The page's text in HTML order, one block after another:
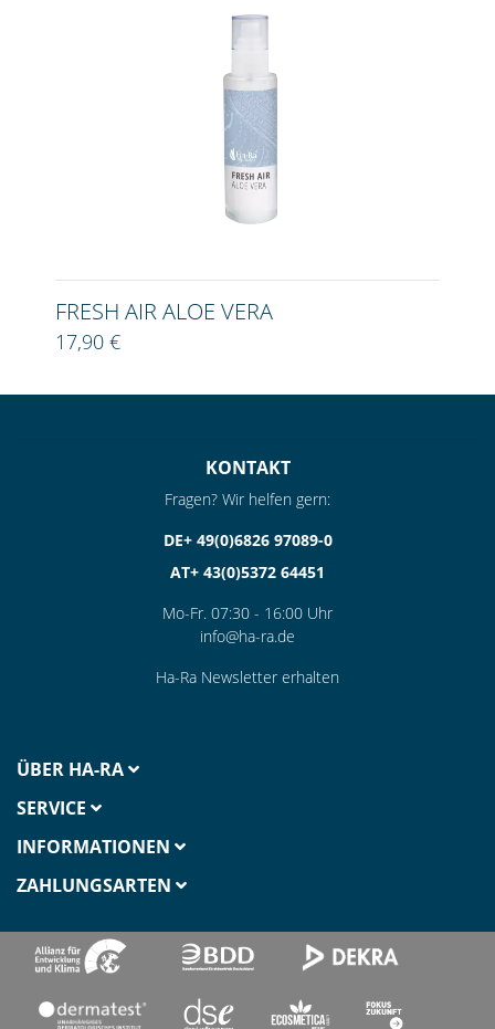
FRESH AIR ALOE VERA
17,90 €
KONTAKT
Fragen? Wir helfen gern:
DE+ 49(0)6826 97089-0
AT+ 43(0)5372 64451
Mo-Fr. 07:30 - 16:00 Uhr
info@ha-ra.de
Ha-Ra Newsletter erhalten
ÜBER HA-RA
SERVICE
INFORMATIONEN
ZAHLUNGSARTEN